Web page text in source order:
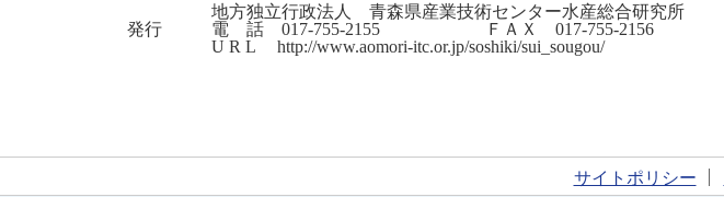
発行
地方独立行政法人 青森県産業技術センター水産総合研究所
電 話 017-755-2155 ＦＡＸ 017-755-2156
U R L http://www.aomori-itc.or.jp/soshiki/sui_sougou/
サイトポリシー